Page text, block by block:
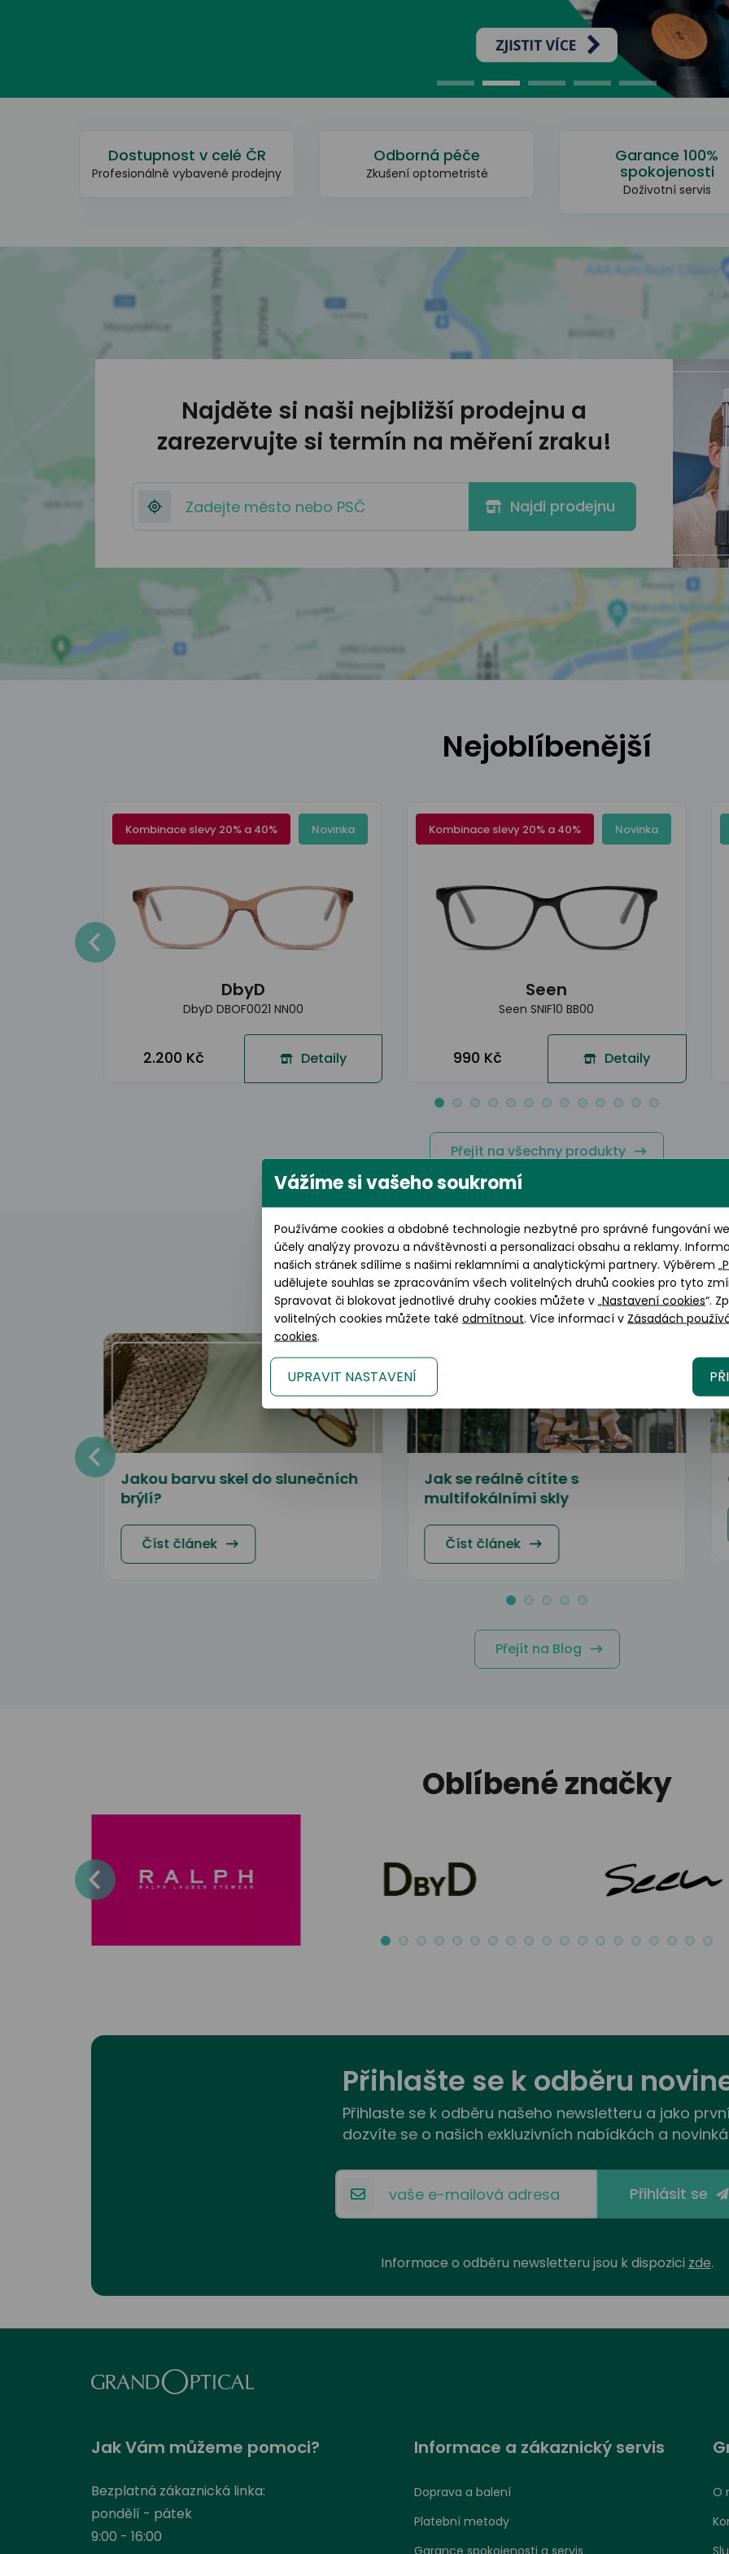
Dostupnost v celé ČR
Profesionálně vybavené prodejny
Odborná péče
Zkušení optometristé
Garance 100%
spokojenosti
Doživotní servis
Najděte si naši nejbližší prodejnu a
zarezervujte si termín na měření zraku!
Najdi prodejnu
Nejoblíbenější
Novinka
Kombinace slevy 20% a 40%
DbyD
DbyD DBOF0021 NN00
2.200 Kč Detaily
Novinka
Kombinace slevy 20% a 40%
Seen
Seen SNIF10 BB00
990 Kč Detaily
Přejít na všechny produkty
Vybíráme z našeho
Jakou barvu skel do slunečních
brýlí?
Číst článek
Jak se reálně cítíte s
multifokálními skly
Číst článek
Přejít na Blog
Oblíbené značky
Přihlašte se k odběru
Přihlaste se k odběru našeho newsletteru a jako
dozvíte se o našich exkluzivních nabídkách a
Přihlásit se
Informace o odběru newsletteru jsou k dispozici zde.
Jak Vám můžeme pomoci?
Bezplatná zákaznická linka:
pondělí - pátek
9:00 - 16:00
Informace a zákaznický servis
Doprava a balení
Platební metody
Garance spokojenosti a servis
O
Vážíme si vašeho soukromí
Používáme cookies a obdobné technologie nezbytné pro správné fungování
účely analýzy provozu a návštěvnosti a personalizaci obsahu a reklamy.
našich stránek sdílíme s našimi reklamními a analytickými partnery. Výběrem „
udělujete souhlas se zpracováním všech volitelných druhů cookies pro tyto
Spravovat či blokovat jednotlivé druhy cookies můžete v „Nastavení cookies“.
volitelných cookies můžete také odmítnout. Více informací v Zásadách
cookies.
UPRAVIT NASTAVENÍ